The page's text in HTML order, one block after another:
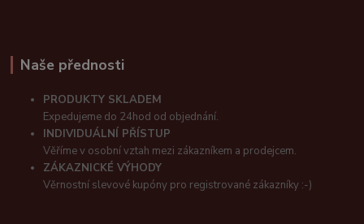
Naše přednosti
PRODUKTY SKLADEM
Expedujeme do 24hod od objednání.
INDIVIDUÁLNÍ PŘÍSTUP
Věříme v osobní vztah mezi zákazníkem a prodejcem.
ZÁKAZNICKÉ VÝHODY
Věrnostní slevové kupóny pro registrované zákazníky :-)